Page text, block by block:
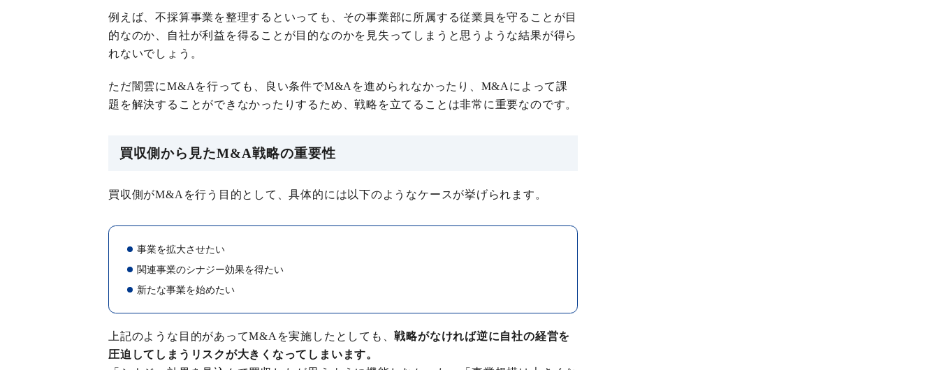
例えば、不採算事業を整理するといっても、その事業部に所属する従業員を守ることが目
的なのか、自社が利益を得ることが目的なのかを見失ってしまうと思うような結果が得ら
れないでしょう。
ただ闇雲にM&Aを行っても、良い条件でM&Aを進められなかったり、M&Aによって課
題を解決することができなかったりするため、戦略を立てることは非常に重要なのです。
買収側から見たM&A戦略の重要性
買収側がM&Aを行う目的として、具体的には以下のようなケースが挙げられます。
事業を拡大させたい
関連事業のシナジー効果を得たい
新たな事業を始めたい
上記のような目的があってM&Aを実施したとしても、戦略がなければ逆に自社の経営を
圧迫してしまうリスクが大きくなってしまいます。